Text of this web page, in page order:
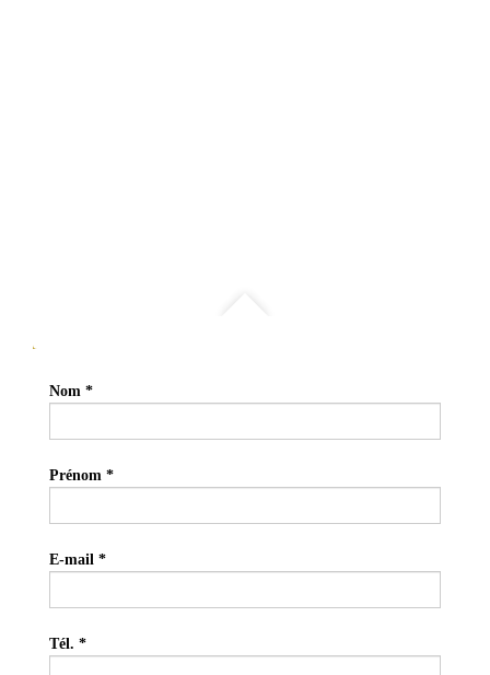
Nom
Prénom
E-mail
Tél.